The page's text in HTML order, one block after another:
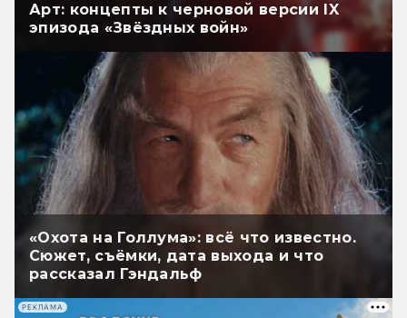
Арт: концепты к черновой версии IX
эпизода «Звёздных войн»
«Охота на Голлума»: всё что известно.
Сюжет, съёмки, дата выхода и что
рассказал Гэндальф
РЕКЛАМА